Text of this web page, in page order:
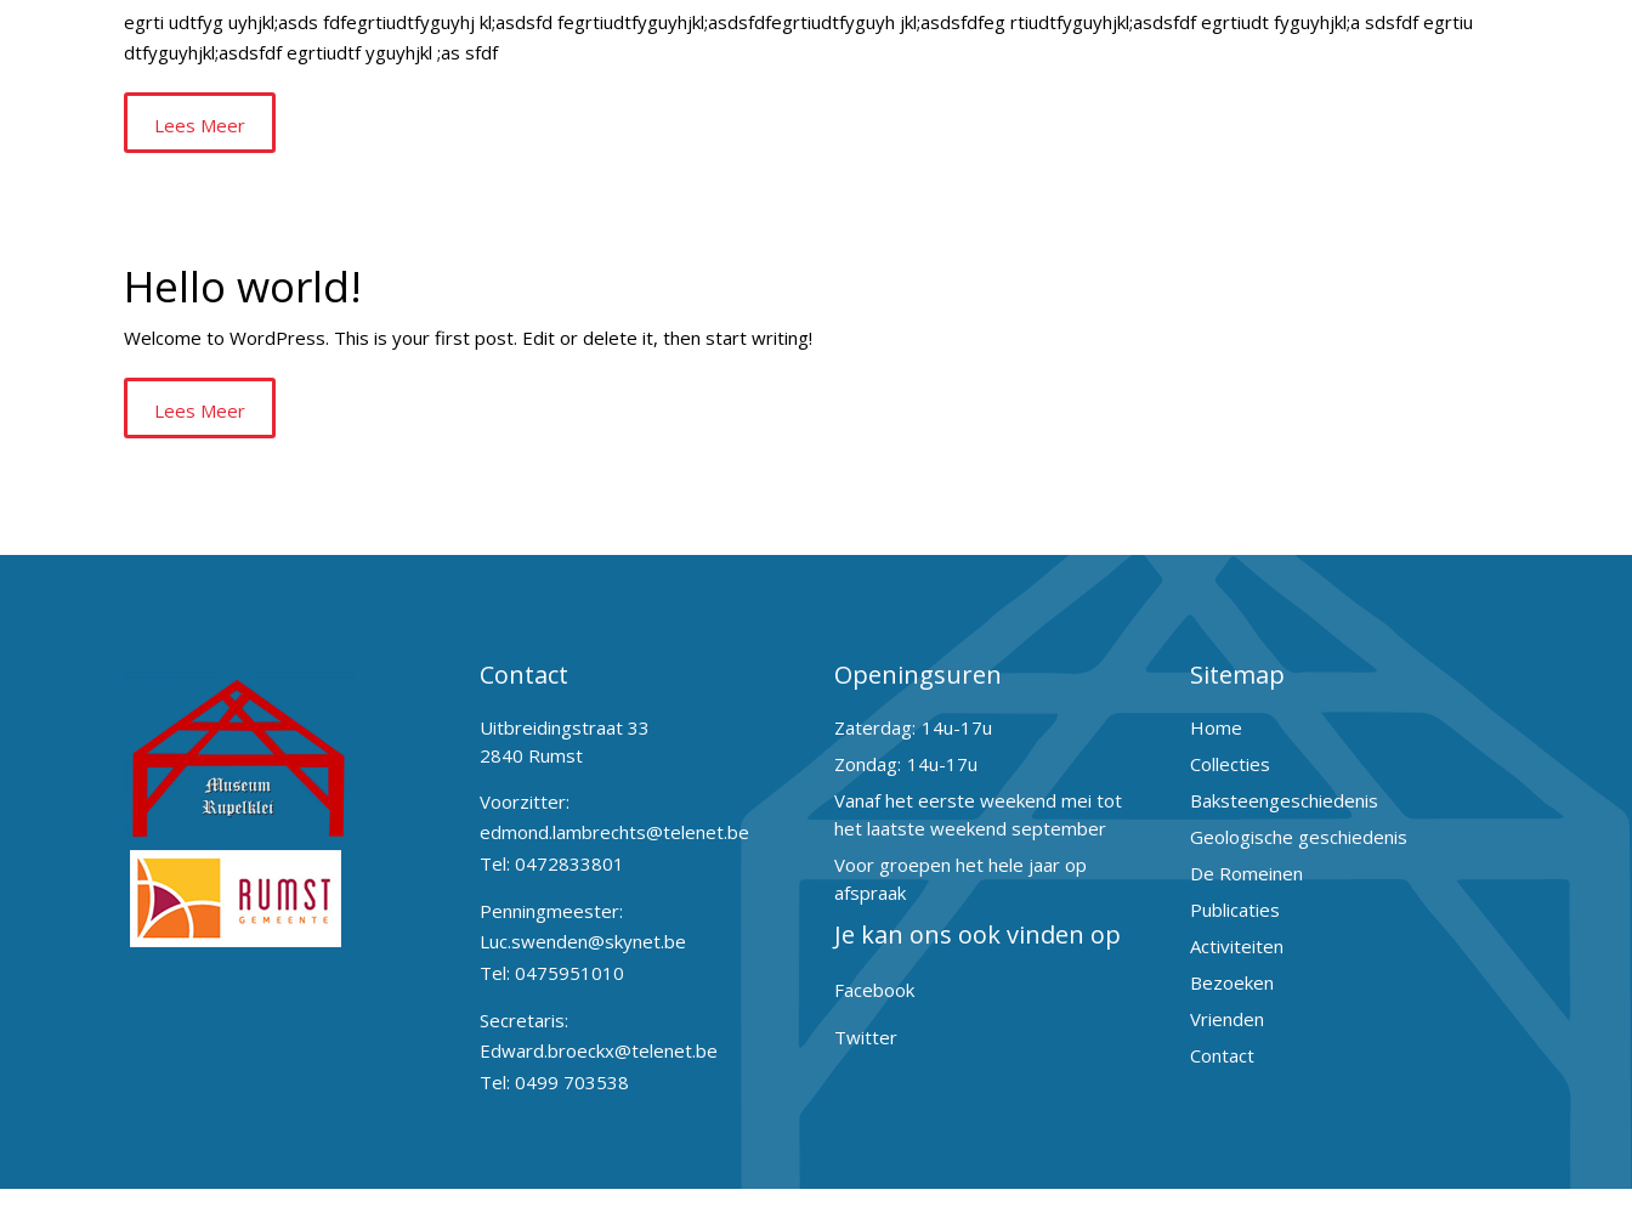
egrti udtfyg uyhjkl;asds fdfegrtiudtfyguyhj kl;asdsfd fegrtiudtfyguyhjkl;asdsfdfegrtiudtfyguyh jkl;asdsfdfeg rtiudtfyguyhjkl;asdsfdf egrtiudt fyguyhjkl;a sdsfdf egrtiu
dtfyguyhjkl;asdsfdf egrtiudtf yguyhjkl ;as sfdf
Lees Meer
Hello world!
Welcome to WordPress. This is your first post. Edit or delete it, then start writing!
Lees Meer
Contact
Uitbreidingstraat 33
2840 Rumst
Voorzitter:
edmond.lambrechts@telenet.be
Tel: 0472833801
Penningmeester:
Luc.swenden@skynet.be
Tel: 0475951010
Secretaris:
Edward.broeckx@telenet.be
Tel: 0499 703538
Openingsuren
Zaterdag: 14u-17u
Zondag: 14u-17u
Vanaf het eerste weekend mei tot
het laatste weekend september
Voor groepen het hele jaar op
afspraak
Je kan ons ook vinden op
Facebook
Twitter
Sitemap
Home
Collecties
Baksteengeschiedenis
Geologische geschiedenis
De Romeinen
Publicaties
Activiteiten
Bezoeken
Vrienden
Contact